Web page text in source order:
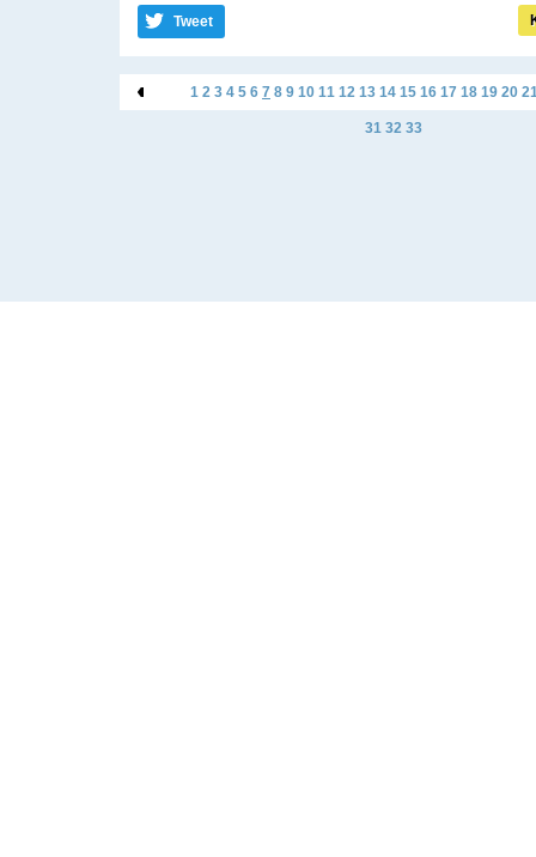
Tweet
1 2 3 4 5 6 7 8 9 10 11 12 13 14 15 16 17 18 19 20
31 32 33